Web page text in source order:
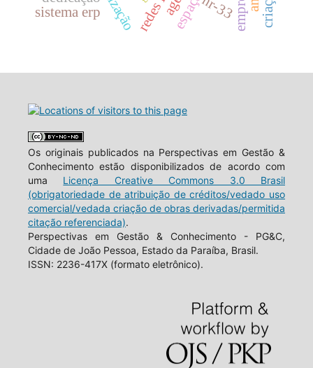
nr-33
sistema erp
Os originais publicados na Perspectivas em Gestão &
Conhecimento estão disponibilizados de acordo com
uma Licença Creative Commons 3.0 Brasil
(obrigatoriedade de atribuição de créditos/vedado uso
comercial/vedada criação de obras derivadas/permitida
citação referenciada).
Perspectivas em Gestão & Conhecimento - PG&C,
Cidade de João Pessoa, Estado da Paraíba, Brasil.
ISSN: 2236-417X (formato eletrônico).